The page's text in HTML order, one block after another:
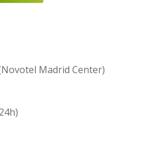
Madrid Center)